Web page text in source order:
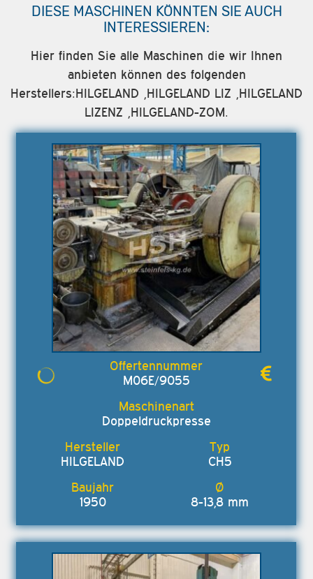
DIESE MASCHINEN KÖNNTEN SIE AUCH
INTERESSIEREN:
Hier finden Sie alle Maschinen die wir Ihnen
anbieten können des folgenden
Herstellers:HILGELAND ,HILGELAND LIZ ,HILGELAND
LIZENZ ,HILGELAND-ZOM.
M06E/9055
Doppeldruckpresse
HILGELAND CH5
1950 8-13,8 mm